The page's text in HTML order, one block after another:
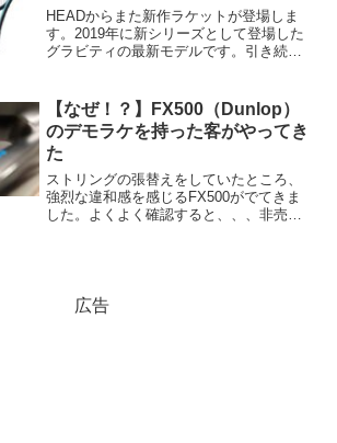
HEADからまた新作ラケットが登場しま
す。2019年に新シリーズとして登場した
グラビティの最新モデルです。引き続き
してリニューアルです！
【なぜ！？】FX500（Dunlop）
のデモラケを持った客がやってき
た
ストリングの張替えをしていたところ、
強烈な違和感を感じるFX500がでてきま
した。よくよく確認すると、、、非売
広告